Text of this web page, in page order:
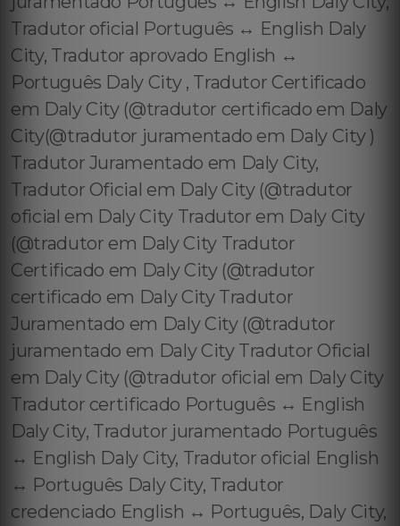
Tradutor oficial Português ↔️ English Daly
City, Tradutor aprovado English ↔️
Português Daly City , Tradutor Certificado
em Daly City (@tradutor certificado em Daly
City(@tradutor juramentado em Daly City )
Tradutor Juramentado em Daly City,
Tradutor Oficial em Daly City (@tradutor
oficial em Daly City Tradutor em Daly City
(@tradutor em Daly City Tradutor
Certificado em Daly City (@tradutor
certificado em Daly City Tradutor
Juramentado em Daly City (@tradutor
juramentado em Daly City Tradutor Oficial
em Daly City (@tradutor oficial em Daly City
Tradutor certificado Português ↔️ English
Daly City, Tradutor juramentado Português
↔️ English Daly City, Tradutor oficial English
↔️ Português Daly City, Tradutor
credenciado English ↔️ Português, Daly City,